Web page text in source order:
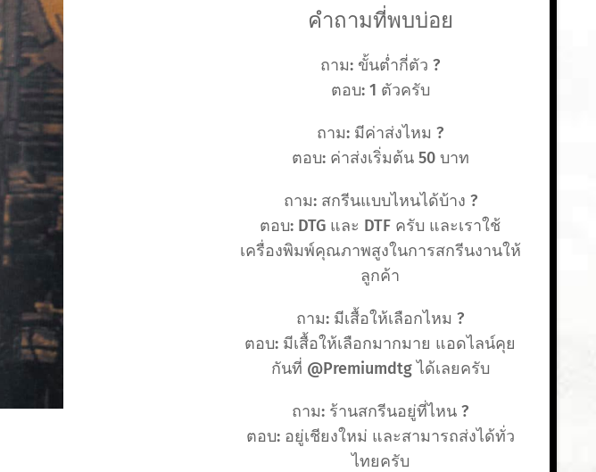
คำถามที่พบบ่อย
ถาม: ขั้นต่ำกี่ตัว ?
ตอบ: 1 ตัวครับ
ถาม: มีค่าส่งไหม ?
ตอบ: ค่าส่งเริ่มต้น 50 บาท
ถาม: สกรีนแบบไหนได้บ้าง ?
ตอบ: DTG และ DTF ครับ และเราใช้
เครื่องพิมพ์คุณภาพสูงในการสกรีนงานให้
ลูกค้า
ถาม: มีเสื้อให้เลือกไหม ?
ตอบ: มีเสื้อให้เลือกมากมาย แอดไลน์คุย
กันที่ @Premiumdtg ได้เลยครับ
ถาม: ร้านสกรีนอยู่ที่ไหน ?
ตอบ: อยู่เชียงใหม่ และสามารถส่งได้ทั่ว
ไทยครับ